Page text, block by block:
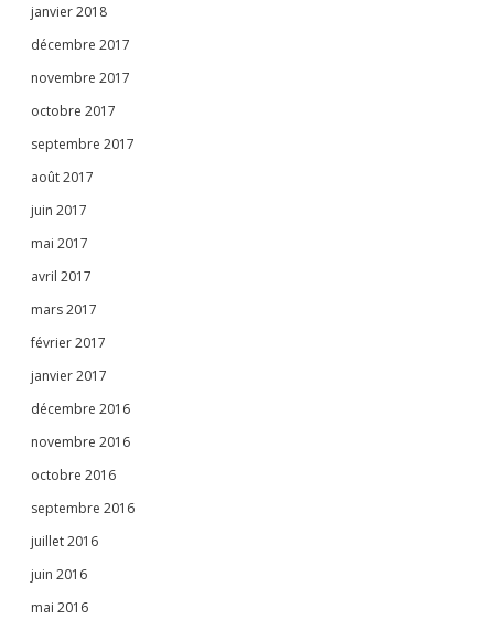
janvier 2018
décembre 2017
novembre 2017
octobre 2017
septembre 2017
août 2017
juin 2017
mai 2017
avril 2017
mars 2017
février 2017
janvier 2017
décembre 2016
novembre 2016
octobre 2016
septembre 2016
juillet 2016
juin 2016
mai 2016